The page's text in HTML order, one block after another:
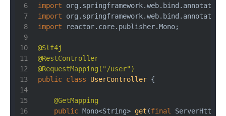
import
import
import reactor.core.publisher.Mono;
@Slf4j
@RestController
@RequestMapping("/user")
public class UserController {
@GetMapping
public Mono<String> get (final